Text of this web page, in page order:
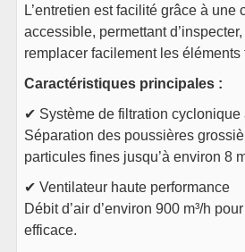
L’entretien est facilité grâce à une
accessible, permettant
remplacer facilement les éléments
Caractéristiques principales :
✔ Système de filtration cyclonique
Séparation des poussières
particules fines jusqu’à environ 8
✔ Ventilateur haute performance
Débit d’air d’environ 900 m³/h
efficace.